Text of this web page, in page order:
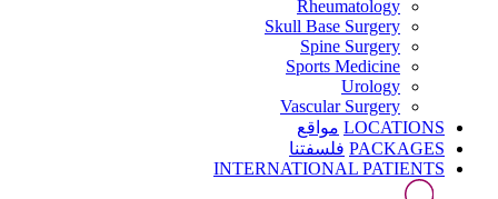
Rheumatology
Skull Base Surgery
Spine Surgery
Sports Medicine
Urology
Vascular Surgery
LOCATIONS مواقع
PACKAGES فلسفتنا
INTERNATIONAL PATIENTS